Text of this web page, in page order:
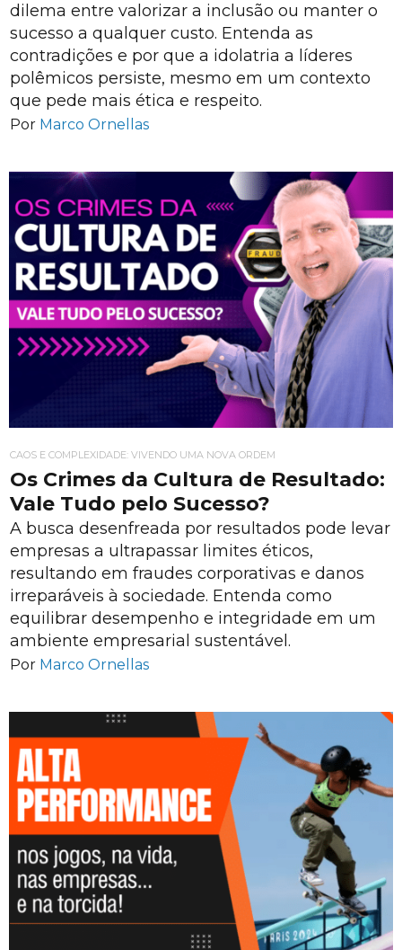
dilema entre valorizar a inclusão ou manter o
sucesso a qualquer custo. Entenda as
contradições e por que a idolatria a líderes
polêmicos persiste, mesmo em um contexto
que pede mais ética e respeito.
Por Marco Ornellas
CAOS E COMPLEXIDADE: VIVENDO UMA NOVA ORDEM
Os Crimes da Cultura de Resultado:
Vale Tudo pelo Sucesso?
A busca desenfreada por resultados pode levar
empresas a ultrapassar limites éticos,
resultando em fraudes corporativas e danos
irreparáveis à sociedade. Entenda como
equilibrar desempenho e integridade em um
ambiente empresarial sustentável.
Por Marco Ornellas